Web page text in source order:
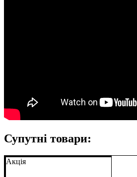
Супутні товари:
Акція